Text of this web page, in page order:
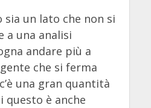
sia un lato che non si
a una analisi
andare più a
che si ferma
una gran quantità
questo è anche